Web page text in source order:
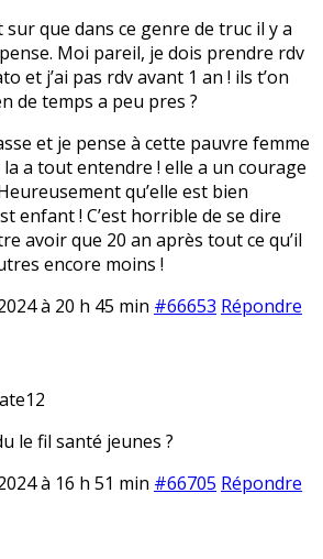
sur que dans ce genre de truc il y a
Moi pareil, je dois prendre rdv
et j’ai pas rdv avant 1 an ! ils t’on
de temps a peu pres ?
et je pense à cette pauvre femme
a tout entendre ! elle a un courage
qu’elle est bien
enfant ! C’est horrible de se dire
avoir que 20 an après tout ce qu’il
encore moins !
à 20 h 45 min #66653 Répondre
le fil santé jeunes ?
à 16 h 51 min #66705 Répondre